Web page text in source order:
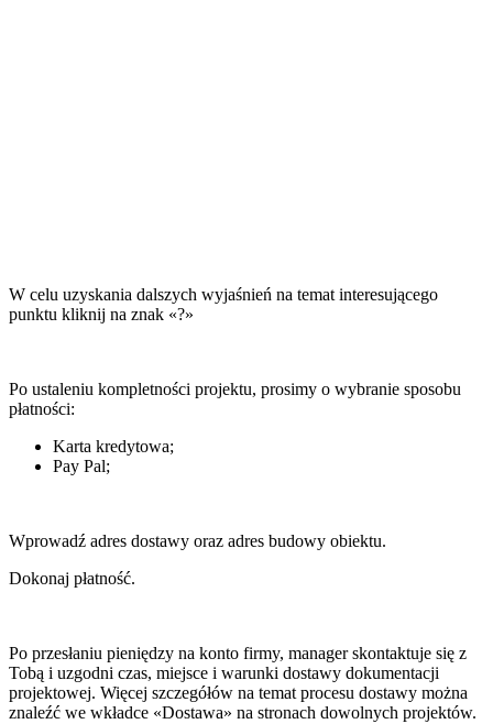
W celu uzyskania dalszych wyjaśnień na temat interesującego
punktu kliknij na znak «?»
Po ustaleniu kompletności projektu, prosimy o wybranie sposobu
płatności:
Karta kredytowa;
Pay Pal;
Wprowadź adres dostawy oraz adres budowy obiektu.
Dokonaj płatność.
Po przesłaniu pieniędzy na konto firmy, manager skontaktuje się z
Tobą i uzgodni czas, miejsce i warunki dostawy dokumentacji
projektowej. Więcej szczegółów na temat procesu dostawy można
znaleźć we wkładce «Dostawa» na stronach dowolnych projektów.